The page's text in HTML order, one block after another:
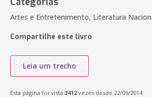
Artes e Entretenimento, Literatura
Compartilhe este livro
Leia um trecho
Esta página foi vista 3412vezes desde 22/09/2014